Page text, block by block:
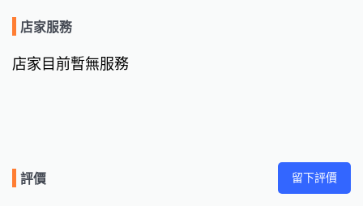
店家服務
店家目前暫無服務
評價 留下評價